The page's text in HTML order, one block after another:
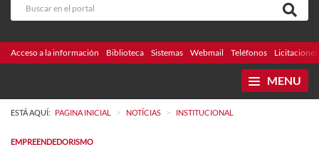
Acceso a la información Biblioteca Sistemas Webmail Teléfonos Licitaciones
MENU
ESTÁ AQUÍ: PAGINA INICIAL > NOTÍCIAS > INSTITUCIONAL
EMPREENDEDORISMO